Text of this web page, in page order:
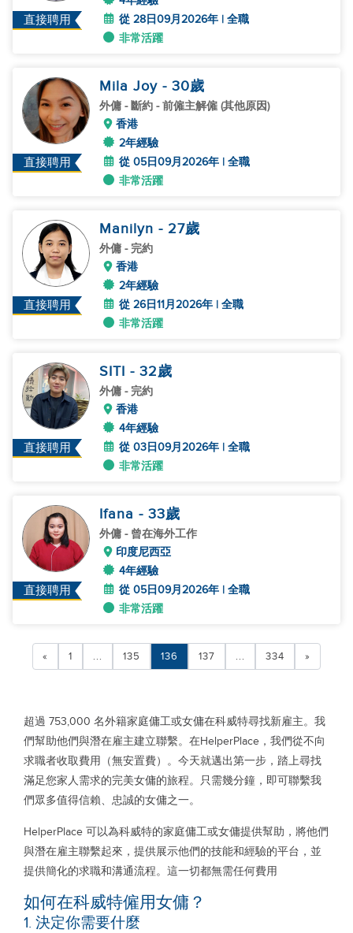
直接聘用
從 28日09月2026年 | 全職
非常活躍
直接聘用
Mila Joy - 30歲
外傭 - 斷約 - 前僱主解僱 (其他原因)
香港
2年經驗
從 05日09月2026年 | 全職
非常活躍
直接聘用
Manilyn - 27歲
外傭 - 完約
香港
2年經驗
從 26日11月2026年 | 全職
非常活躍
直接聘用
SITI - 32歲
外傭 - 完約
香港
4年經驗
從 03日09月2026年 | 全職
非常活躍
直接聘用
Ifana - 33歲
外傭 - 曾在海外工作
印度尼西亞
4年經驗
從 05日09月2026年 | 全職
非常活躍
« 1 ... 135 136 137 ... 334 »
超過 753,000 名外籍家庭傭工或女傭在科威特尋找新雇主。我
們幫助他們與潛在雇主建立聯繫。在HelperPlace，我們從不向
求職者收取費用（無安置費）。今天就邁出第一步，踏上尋找
滿足您家人需求的完美女傭的旅程。只需幾分鐘，即可聯繫我
們眾多值得信賴、忠誠的女傭之一。
HelperPlace 可以為科威特的家庭傭工或女傭提供幫助，將他們
與潛在雇主聯繫起來，提供展示他們的技能和經驗的平台，並
提供簡化的求職和溝通流程。這一切都無需任何費用
如何在科威特僱用女傭？
1. 決定你需要什麼